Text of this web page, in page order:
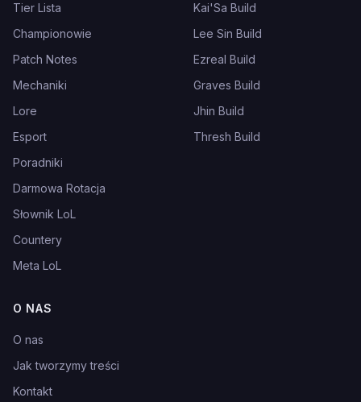
Tier Lista
Championowie
Patch Notes
Mechaniki
Lore
Esport
Poradniki
Darmowa Rotacja
Słownik LoL
Countery
Meta LoL
Kai'Sa Build
Lee Sin Build
Ezreal Build
Graves Build
Jhin Build
Thresh Build
O NAS
O nas
Jak tworzymy treści
Kontakt